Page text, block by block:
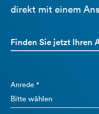
direkt mit einem
Finden Sie jetzt Ihren
Anrede *